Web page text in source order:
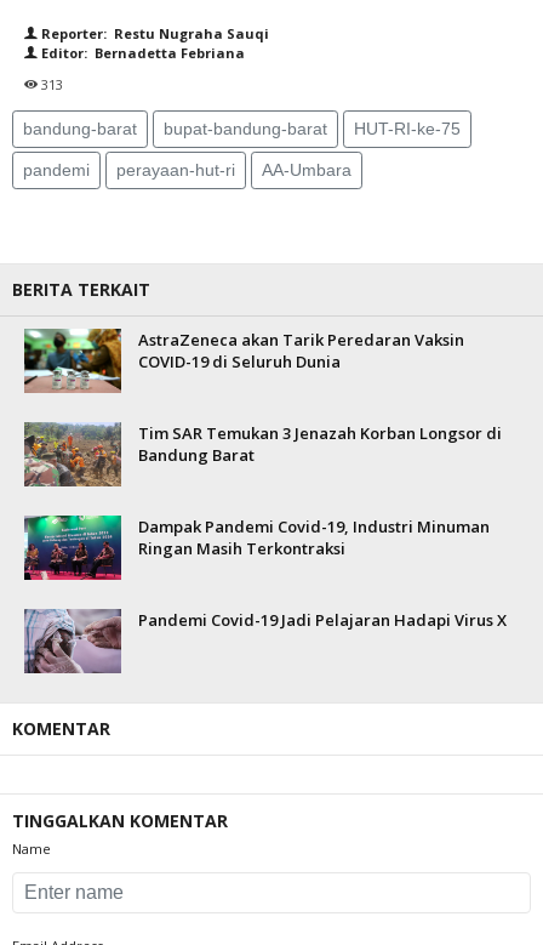
Reporter: Restu Nugraha Sauqi
Editor: Bernadetta Febriana
313
bandung-barat bupat-bandung-barat HUT-RI-ke-75
pandemi perayaan-hut-ri AA-Umbara
BERITA TERKAIT
AstraZeneca akan Tarik Peredaran Vaksin
COVID-19 di Seluruh Dunia
Tim SAR Temukan 3 Jenazah Korban Longsor di
Bandung Barat
Dampak Pandemi Covid-19, Industri Minuman
Ringan Masih Terkontraksi
Pandemi Covid-19 Jadi Pelajaran Hadapi Virus X
KOMENTAR
TINGGALKAN KOMENTAR
Name